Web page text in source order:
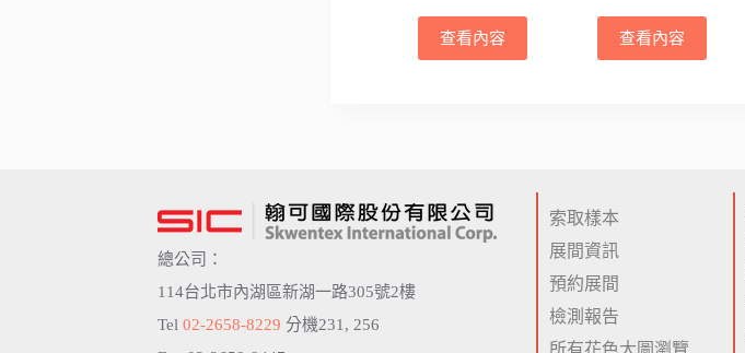
查看內容 查看內容
總公司：
114台北市內湖區新湖一路305號2樓
Tel02-2658-8229 分機231, 256
索取樣本
展間資訊
預約展間
檢測報告